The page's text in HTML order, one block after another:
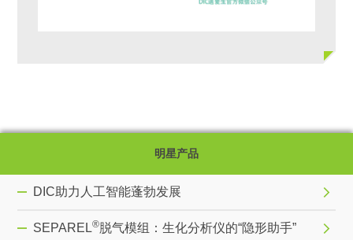
明星产品
DIC助力人工智能蓬勃发展
SEPAREL®脱气模组：生化分析仪的“隐形助手”